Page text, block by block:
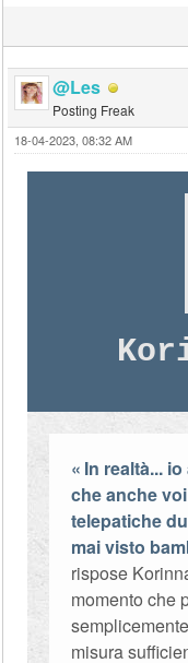
@Les
Posting Freak
18-04-2023, 08:32 AM
In realtà...
che anche
telepatiche
mai visto
rispose
momento che
misura